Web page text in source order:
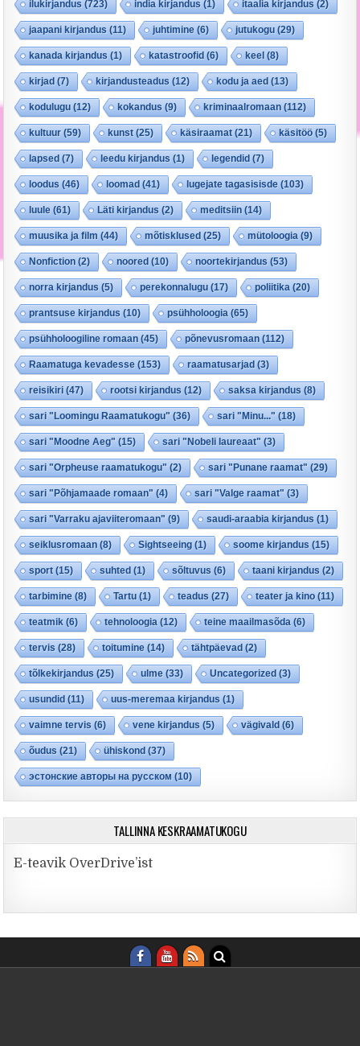
ilukirjandus (723) india kirjandus (1) itaalia kirjandus (2)
jaapani kirjandus (11) juhtimine (6) jutukogu (29)
kanada kirjandus (1) katastroofid (6) keel (8)
kirjad (7) kirjandusteadus (12) kodu ja aed (13)
kodulugu (12) kokandus (9) kriminaalromaan (112)
kultuur (59) kunst(25) käsiraamat(21) käsitöö (5)
lapsed (7) leedu kirjandus (1) legendid (7)
loodus (46) loomad (41) lugejate tagasisisde (103)
luule (61) Läti kirjandus (2) meditsiin (14)
muusika ja film (44) mõtisklused (25) mütoloogia (9)
Nonfiction (2) noored (10) noortekirjandus (53)
norra kirjandus (5) perekonnalugu (17) poliitika (20)
prantsuse kirjandus (10) psühholoogia (65)
psühholoogiline romaan (45) põnevusromaan (112)
Raamatuga kevadesse (153) raamatusarjad (3)
reisikiri (47) rootsi kirjandus (12) saksa kirjandus (8)
sari "Loomingu Raamatukogu" (36) sari "Minu..." (18)
sari "Moodne Aeg" (15) sari "Nobeli laureaat" (3)
sari "Orpheuse raamatukogu" (2) sari "Punane raamat" (29)
sari "Põhjamaade romaan" (4) sari "Valge raamat" (3)
sari "Varraku ajaviiteromaan" (9) saudi-araabia kirjandus (1)
seiklusromaan (8) Sightseeing (1) soome kirjandus (15)
sport(15) suhted (1) sõltuvus (6) taani kirjandus (2)
tarbimine (8) Tartu (1) teadus (27) teater ja kino (11)
teatmik (6) tehnoloogia (12) teine maailmasõda (6)
tervis (28) toitumine (14) tähtpäevad (2)
tõlkekirjandus (25) ulme (33) Uncategorized (3)
usundid (11) uus-meremaa kirjandus (1)
vaimne tervis (6) vene kirjandus (5) vägivald (6)
õudus (21) ühiskond (37)
эстонские авторы на русском (10)
TALLINNA KESKRAAMATUKOGU
E-teavik OverDrive’ist